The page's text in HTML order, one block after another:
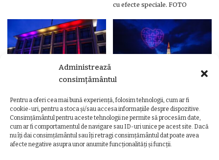
Administrează
consimțământul
Pentru a oferi cea mai bună experiență, folosim tehnologii, cum ar fi
cookie-uri, pentru a stoca și/sau accesa informațiile despre dispozitive.
Consimțământul pentru aceste tehnologii ne permite să procesăm date,
cum ar fi comportamentul de navigare sau ID-uri unice pe acest site. Dacă
nu îți dai consimțământul sau îți retragi consimțământul dat poate avea
afecte negative asupra unor anumite funcționalități și funcții.
cu efecte speciale. FOTO
Ziua Unirii Principatelor Române
– Clădiri și poduri din Cluj,
iluminate în culorile drapelului
Ziua Unirii la Cluj-Napoca.
Programul complet al
evenimentelor